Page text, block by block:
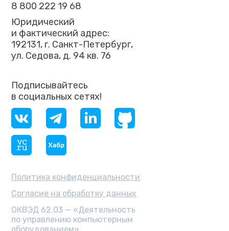
ОКВЭД 62.03 — «Деятельность
по управлению компьютерным
Политика конфиденциальности
Согласие на обработку данных
Юридический
и фактический адрес:
192131, г. Санкт-Петербург,
ул. Седова, д. 94 кв. 76
8 800 222 19 68
Подписывайтесь
в социальных сетях!